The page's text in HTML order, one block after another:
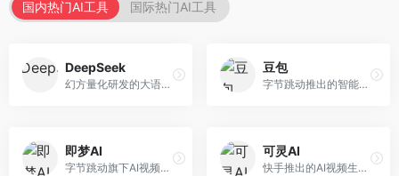
国内热门AI工具 国际热门AI工具
DeepSeek
幻方量化研发的大语言模型平台，专注于深度推理和代码生成能力。面向开发者、研究人员和技术爱好者，提供强大的逻辑推理和数学计算功能，开源生态完善，API接口友好。
豆包
字节跳动推出的智能对话助手平台，提供文本创作、知识问答、英语学习等多种AI服务。面向普通用户和内容创作者，支持多轮对话和文件解析，免费使用，响应速度快，中文理解能力强。
即梦AI
字节跳动旗下AI视频创作平台，支持多模态内容生成。面向内容创作者和营销人员，提供文生视频、图生视频、智能剪辑等功能，中文理解能力强，创作效率高。
可灵AI
快手推出的AI视频生成平台，支持文生视频和图生视频，可生成长达2分钟的高质量视频内容。面向短视频创作者和营销人员，操作简便，生成效果逼真，适合商业推广和创意表达。